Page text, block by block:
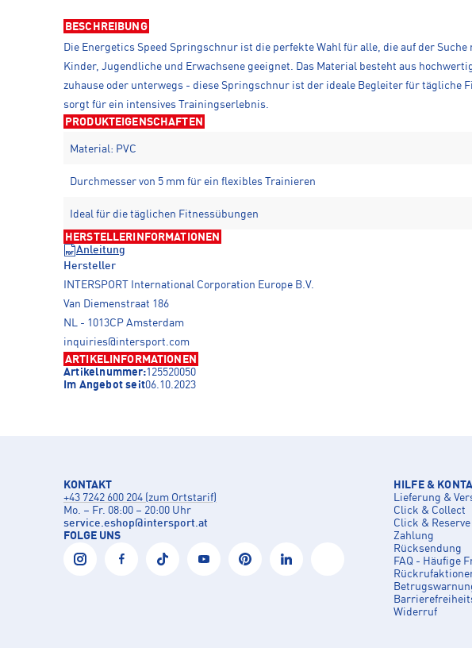
BESCHREIBUNG
Die Energetics Speed Springschnur ist die perfekte Wahl für alle, die auf der
Kinder, Jugendliche und Erwachsene geeignet. Das Material besteht aus
zuhause oder unterwegs - diese Springschnur ist der ideale Begleiter für
sorgt für ein intensives Trainingserlebnis.
PRODUKTEIGENSCHAFTEN
Material: PVC
Durchmesser von 5 mm für ein flexibles Trainieren
Ideal für die täglichen Fitnessübungen
HERSTELLERINFORMATIONEN
Anleitung
Hersteller
INTERSPORT International Corporation Europe B.V.
Van Diemenstraat 186
NL - 1013CP Amsterdam
inquiries@intersport.com
ARTIKELINFORMATIONEN
Artikelnummer:125520050
Im Angebot seit06.10.2023
KONTAKT
+43 7242 600 204 (zum Ortstarif)
Mo. – Fr. 08:00 – 20:00 Uhr
service.eshop@intersport.at
FOLGE UNS
HILFE &
Lieferung &
Click & Collect
Click & Reserve
Zahlung
Rücksendung
FAQ - Häufige
Widerruf